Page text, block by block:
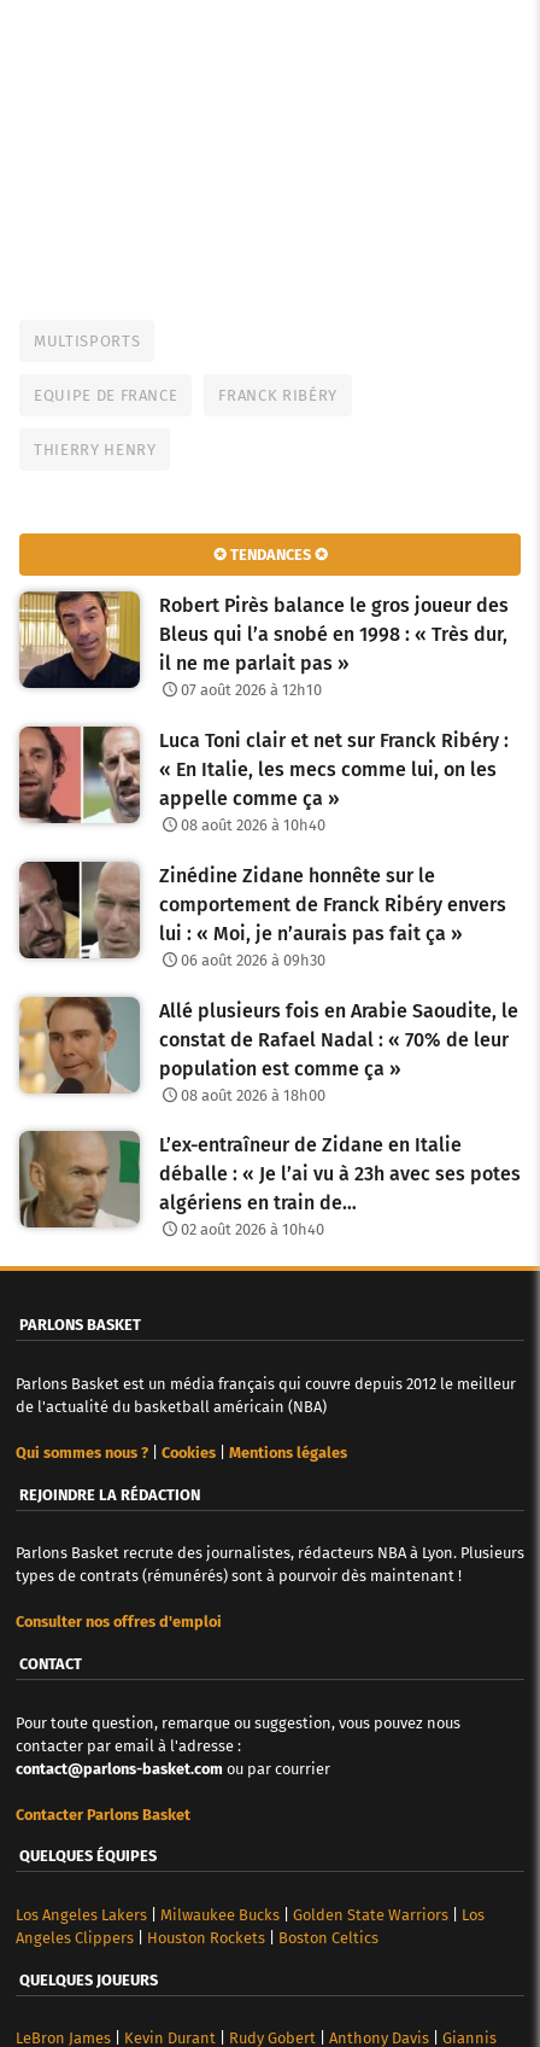
MULTISPORTS
EQUIPE DE FRANCE FRANCK RIBÉRY
THIERRY HENRY
✪ TENDANCES ✪
Robert Pirès balance le gros joueur des
Bleus qui l’a snobé en 1998 : « Très dur,
il ne me parlait pas »
07 août 2026 à 12h10
Luca Toni clair et net sur Franck Ribéry :
« En Italie, les mecs comme lui, on les
appelle comme ça »
08 août 2026 à 10h40
Zinédine Zidane honnête sur le
comportement de Franck Ribéry envers
lui : « Moi, je n’aurais pas fait ça »
06 août 2026 à 09h30
Allé plusieurs fois en Arabie Saoudite, le
constat de Rafael Nadal : « 70% de leur
population est comme ça »
08 août 2026 à 18h00
L’ex-entraîneur de Zidane en Italie
déballe : « Je l’ai vu à 23h avec ses potes
algériens en train de…
02 août 2026 à 10h40
PARLONS BASKET
Parlons Basket est un média français qui couvre depuis 2012 le meilleur
de l'actualité du basketball américain (NBA)
Qui sommes nous ?| Cookies| Mentions légales
REJOINDRE LA RÉDACTION
Parlons Basket recrute des journalistes, rédacteurs NBA à Lyon. Plusieurs
types de contrats (rémunérés) sont à pourvoir dès maintenant !
Consulter nos offres d'emploi
CONTACT
Pour toute question, remarque ou suggestion, vous pouvez nous
contacter par email à l'adresse :
contact@parlons-basket.com ou par courrier
Contacter Parlons Basket
QUELQUES ÉQUIPES
Los Angeles Lakers| Milwaukee Bucks| Golden State Warriors| Los
Angeles Clippers| Houston Rockets| Boston Celtics
QUELQUES JOUEURS
LeBron James| Kevin Durant| Rudy Gobert| Anthony Davis| Giannis